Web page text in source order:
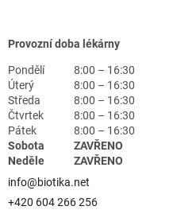
Provozní doba lékárny
Pondělí
8:00 – 16:30
Úterý
8:00 – 16:30
Středa
8:00 – 16:30
Čtvrtek
8:00 – 16:30
Pátek
8:00 – 16:30
Sobota
ZAVŘENO
Neděle
ZAVŘENO
info@biotika.net
+420 604 266 256